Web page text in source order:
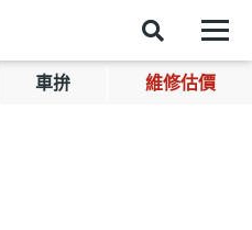
車拚 維修估價